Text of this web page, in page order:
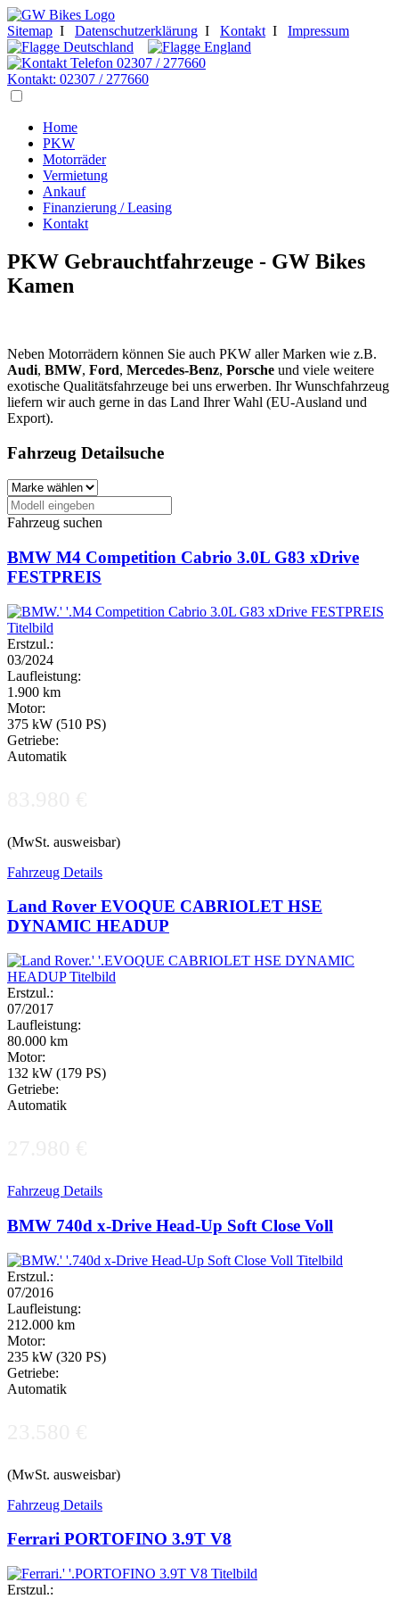
Sitemap I Datenschutzerklärung I Kontakt I Impressum
02307 / 277660
Kontakt: 02307 / 277660
Home
PKW
Motorräder
Vermietung
Ankauf
Finanzierung / Leasing
Kontakt
PKW Gebrauchtfahrzeuge - GW Bikes
Kamen
Neben Motorrädern können Sie auch PKW aller Marken wie z.B.
Audi, BMW, Ford, Mercedes-Benz, Porsche und viele weitere
exotische Qualitätsfahrzeuge bei uns erwerben. Ihr Wunschfahrzeug
liefern wir auch gerne in das Land Ihrer Wahl (EU-Ausland und
Export).
Fahrzeug Detailsuche
Fahrzeug suchen
BMW M4 Competition Cabrio 3.0L G83 xDrive
FESTPREIS
Erstzul.:
03/2024
Laufleistung:
1.900 km
Motor:
375 kW (510 PS)
Getriebe:
Automatik
(MwSt. ausweisbar)
Fahrzeug Details
Land Rover EVOQUE CABRIOLET HSE
DYNAMIC HEADUP
Erstzul.:
07/2017
Laufleistung:
80.000 km
Motor:
132 kW (179 PS)
Getriebe:
Automatik
Fahrzeug Details
BMW 740d x-Drive Head-Up Soft Close Voll
Erstzul.:
07/2016
Laufleistung:
212.000 km
Motor:
235 kW (320 PS)
Getriebe:
Automatik
(MwSt. ausweisbar)
Fahrzeug Details
Ferrari PORTOFINO 3.9T V8
Erstzul.: